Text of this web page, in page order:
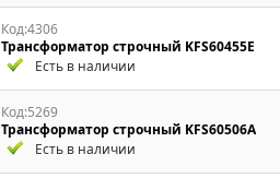
Код:4306
Трансформатор строчный KFS60455E
Есть в наличии
Код:5269
Трансформатор строчный KFS60506A
Есть в наличии